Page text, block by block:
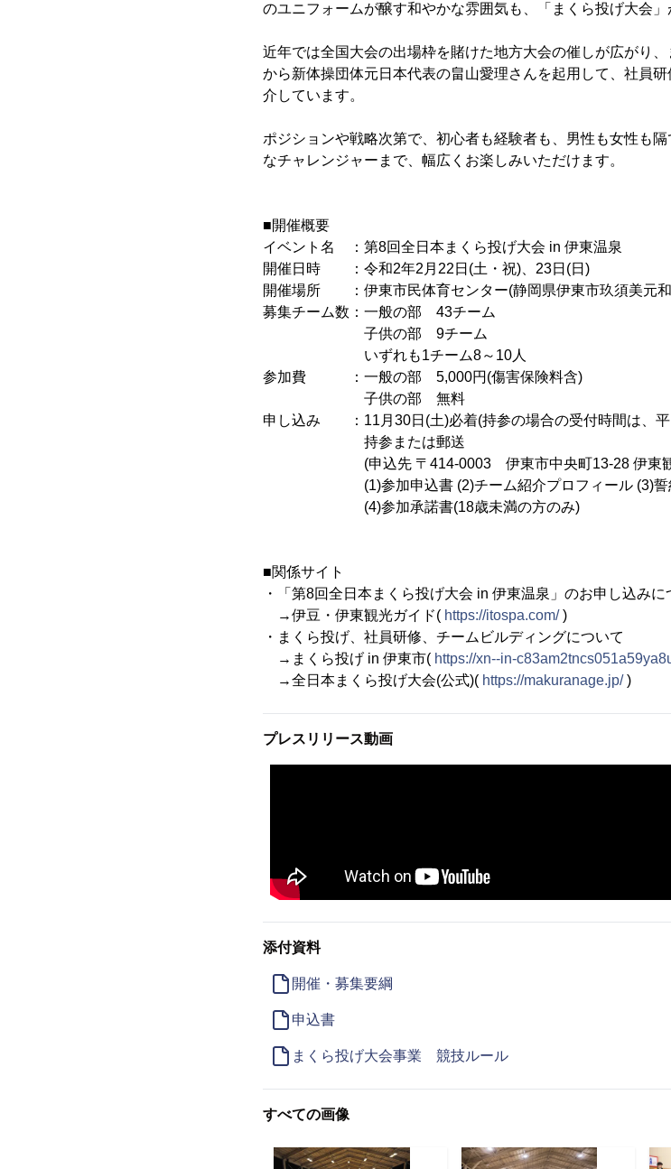
のユニフォームが醸す和やかな雰囲気も、「まくら投げ大会」
近年では全国大会の出場枠を賭けた地方大会の催しが広がり
から新体操団体元日本代表の畠山愛理さんを起用して、社員
介しています。
ポジションや戦略次第で、初心者も経験者も、男性も女性も
なチャレンジャーまで、幅広くお楽しみいただけます。
■開催概要
イベント名 ：第8回全日本まくら投げ大会 in 伊東温泉
開催日時 ：令和2年2月22日(土・祝)、23日(日)
開催場所 ：伊東市民体育センター(静岡県伊東市玖須美元
募集チーム数：一般の部 43チーム
子供の部 9チーム
いずれも1チーム8～10人
参加費 ：一般の部 5,000円(傷害保険料含)
子供の部 無料
申し込み ：11月30日(土)必着(持参の場合の受付時間は、平
持参または郵送
(申込先 〒414-0003 伊東市中央町13-28 伊東観
(1)参加申込書 (2)チーム紹介プロフィール (3)誓
(4)参加承諾書(18歳未満の方のみ)
■関係サイト
・「第8回全日本まくら投げ大会 in 伊東温泉」のお申し込みに
→伊豆・伊東観光ガイド( https://itospa.com/)
・まくら投げ、社員研修、チームビルディングについて
→まくら投げ in 伊東市( https://xn--in-
→全日本まくら投げ大会(公式)( https://makuranage.jp/)
プレスリリース動画
添付資料
開催・募集要綱
申込書
まくら投げ大会事業 競技ルール
すべての画像